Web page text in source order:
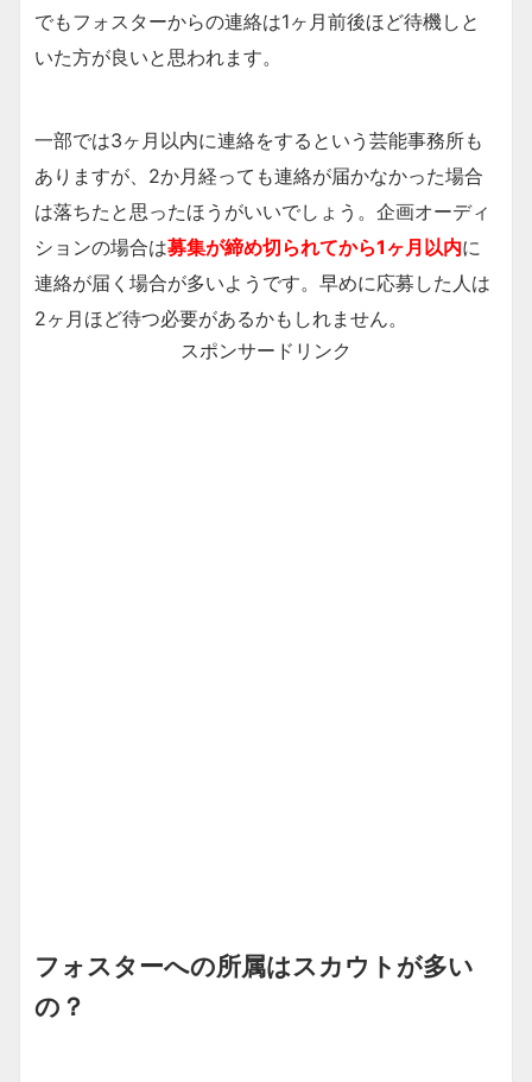
でもフォスターからの連絡は1ヶ月前後ほど待機しと
いた方が良いと思われます。
一部では3ヶ月以内に連絡をするという芸能事務所も
ありますが、2か月経っても連絡が届かなかった場合
は落ちたと思ったほうがいいでしょう。企画オーディ
ションの場合は募集が締め切られてから1ヶ月以内に
連絡が届く場合が多いようです。早めに応募した人は
2ヶ月ほど待つ必要があるかもしれません。
スポンサードリンク
フォスターへの所属はスカウトが多い
の？